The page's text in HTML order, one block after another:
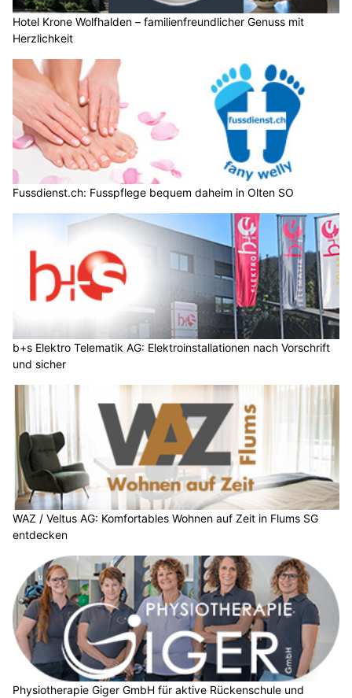
Hotel Krone Wolfhalden – familienfreundlicher Genuss mit
Herzlichkeit
Fussdienst.ch: Fusspflege bequem daheim in Olten SO
b+s Elektro Telematik AG: Elektroinstallationen nach Vorschrift
und sicher
WAZ / Veltus AG: Komfortables Wohnen auf Zeit in Flums SG
entdecken
Physiotherapie Giger GmbH für aktive Rückenschule und